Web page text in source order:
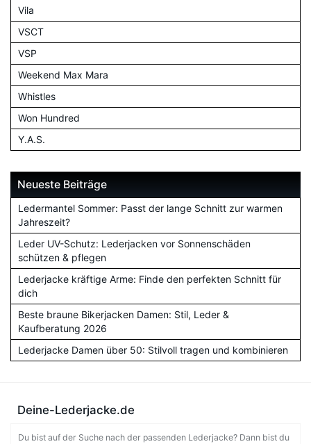
Vila
VSCT
VSP
Weekend Max Mara
Whistles
Won Hundred
Y.A.S.
Neueste Beiträge
Ledermantel Sommer: Passt der lange Schnitt zur warmen
Jahreszeit?
Leder UV-Schutz: Lederjacken vor Sonnenschäden
schützen & pflegen
Lederjacke kräftige Arme: Finde den perfekten Schnitt für
dich
Beste braune Bikerjacken Damen: Stil, Leder &
Kaufberatung 2026
Lederjacke Damen über 50: Stilvoll tragen und kombinieren
Deine-Lederjacke.de
Du bist auf der Suche nach der passenden Lederjacke? Dann bist du